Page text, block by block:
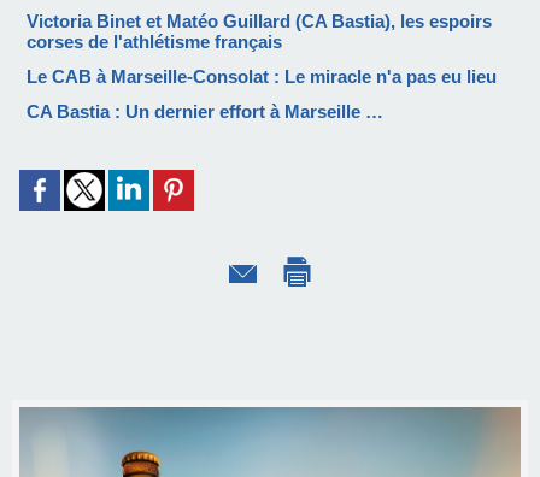
Victoria Binet et Matéo Guillard (CA Bastia), les espoirs
corses de l'athlétisme français
Le CAB à Marseille-Consolat : Le miracle n'a pas eu lieu
CA Bastia : Un dernier effort à Marseille …